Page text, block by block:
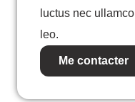
luctus nec
leo.
Me contacter